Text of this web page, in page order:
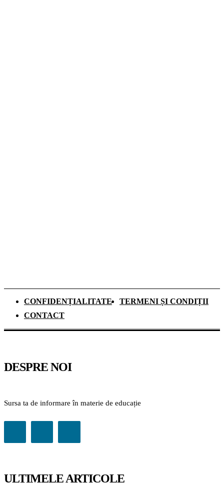
CONFIDENȚIALITATE
TERMENI ȘI CONDIȚII
CONTACT
DESPRE NOI
Sursa ta de informare în materie de educație
ULTIMELE ARTICOLE